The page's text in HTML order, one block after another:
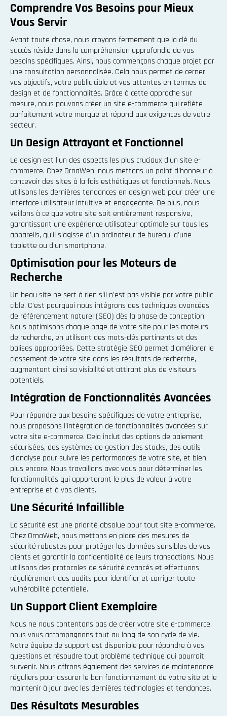
Comprendre Vos Besoins pour Mieux
Vous Servir
Avant toute chose, nous croyons fermement que la clé du
succès réside dans la compréhension approfondie de vos
besoins spécifiques. Ainsi, nous commençons chaque projet par
une consultation personnalisée. Cela nous permet de cerner
vos objectifs, votre public cible et vos attentes en termes de
design et de fonctionnalités. Grâce à cette approche sur
mesure, nous pouvons créer un site e-commerce qui reflète
parfaitement votre marque et répond aux exigences de votre
secteur.
Un Design Attrayant et Fonctionnel
Le design est l'un des aspects les plus cruciaux d'un site e-
commerce. Chez OrnaWeb, nous mettons un point d'honneur à
concevoir des sites à la fois esthétiques et fonctionnels. Nous
utilisons les dernières tendances en design web pour créer une
interface utilisateur intuitive et engageante. De plus, nous
veillons à ce que votre site soit entièrement responsive,
garantissant une expérience utilisateur optimale sur tous les
appareils, qu'il s'agisse d'un ordinateur de bureau, d'une
tablette ou d'un smartphone.
Optimisation pour les Moteurs de
Recherche
Un beau site ne sert à rien s'il n'est pas visible par votre public
cible. C'est pourquoi nous intégrons des techniques avancées
de référencement naturel (SEO) dès la phase de conception.
Nous optimisons chaque page de votre site pour les moteurs
de recherche, en utilisant des mots-clés pertinents et des
balises appropriées. Cette stratégie SEO permet d'améliorer le
classement de votre site dans les résultats de recherche,
augmentant ainsi sa visibilité et attirant plus de visiteurs
potentiels.
Intégration de Fonctionnalités Avancées
Pour répondre aux besoins spécifiques de votre entreprise,
nous proposons l'intégration de fonctionnalités avancées sur
votre site e-commerce. Cela inclut des options de paiement
sécurisées, des systèmes de gestion des stocks, des outils
d'analyse pour suivre les performances de votre site, et bien
plus encore. Nous travaillons avec vous pour déterminer les
fonctionnalités qui apporteront le plus de valeur à votre
entreprise et à vos clients.
Une Sécurité Infaillible
La sécurité est une priorité absolue pour tout site e-commerce.
Chez OrnaWeb, nous mettons en place des mesures de
sécurité robustes pour protéger les données sensibles de vos
clients et garantir la confidentialité de leurs transactions. Nous
utilisons des protocoles de sécurité avancés et effectuons
régulièrement des audits pour identifier et corriger toute
vulnérabilité potentielle.
Un Support Client Exemplaire
Nous ne nous contentons pas de créer votre site e-commerce;
nous vous accompagnons tout au long de son cycle de vie.
Notre équipe de support est disponible pour répondre à vos
questions et résoudre tout problème technique qui pourrait
survenir. Nous offrons également des services de maintenance
réguliers pour assurer le bon fonctionnement de votre site et le
maintenir à jour avec les dernières technologies et tendances.
Des Résultats Mesurables